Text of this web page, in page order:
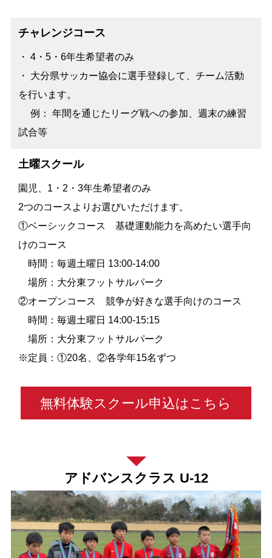
チャレンジコース
・ 4・5・6年生希望者のみ
・ 大分県サッカー協会に選手登録して、チーム活動
を行います。
例： 年間を通じたリーグ戦への参加、週末の練習
試合等
土曜スクール
園児、1・2・3年生希望者のみ
2つのコースよりお選びいただけます。
①ベーシックコース 基礎運動能力を高めたい選手向
けのコース
時間：毎週土曜日 13:00-14:00
場所：大分東フットサルパーク
②オープンコース 競争が好きな選手向けのコース
時間：毎週土曜日 14:00-15:15
場所：大分東フットサルパーク
※定員：①20名、②各学年15名ずつ
無料体験スクール申込はこちら
アドバンスクラス U-12